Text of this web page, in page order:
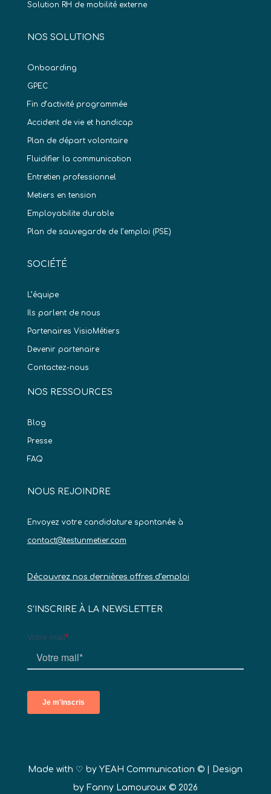
Solution RH de mobilité externe
NOS SOLUTIONS
Onboarding
GPEC
Fin d’activité programmée
Accident de vie et handicap
Plan de départ volontaire
Fluidifier la communication
Entretien professionnel
Metiers en tension
Employabilite durable
Plan de sauvegarde de l’emploi (PSE)
SOCIÉTÉ
L’équipe
Ils parlent de nous
Partenaires VisioMétiers
Devenir partenaire
Contactez-nous
NOS RESSOURCES
Blog
Presse
FAQ
NOUS REJOINDRE
Envoyez votre candidature spontanée à
contact@testunmetier.com
Découvrez nos dernières offres d’emploi
S’INSCRIRE À LA NEWSLETTER
Made with ♡ byYEAH Communication © | Design
by Fanny Lamouroux © 2026